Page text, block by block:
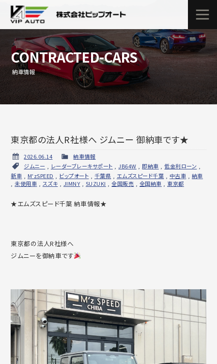
CONTRACTED-CARS
納車情報
東京都の法人R社様へ ジムニー 御納車です★
2026.06.14
納車情報
ジムニー
レーダーブレーキサポート ,JB64W 即納車 ,低金利ローン
新車
M'zSPEED ビップオート 千葉県 エムズスピード千葉 中古車
納車
,未使用車 スズキ JIMNY, SUZUKI ,全国販売 全国納車 東京都
★エムズスピード千葉 納車情報★
東京都の法人R社様へ
ジムニーを御納車です